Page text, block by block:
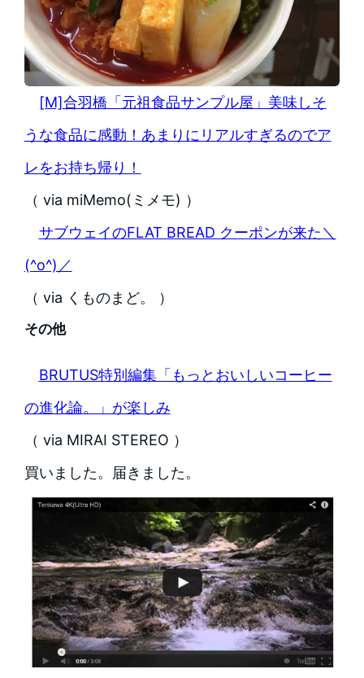
[M]合羽橋「元祖食品サンプル屋」美味しそ
うな食品に感動！あまりにリアルすぎるのでア
レをお持ち帰り！
（ via miMemo(ミメモ) ）
サブウェイのFLAT BREAD クーポンが来た＼
(^o^)／
（ via くものまど。 ）
その他
BRUTUS特別編集「もっとおいしいコーヒー
の進化論。」が楽しみ
（ via MIRAI STEREO ）
買いました。届きました。